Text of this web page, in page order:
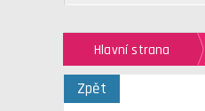
Hlavní strana
Zpět